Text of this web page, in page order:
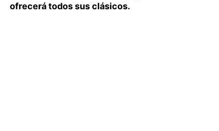
ofrecerá todos sus clásicos.